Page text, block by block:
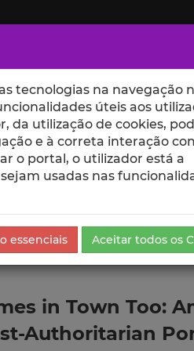
ESCOLAS UNIDADES
in Town Too:
Authoritarian
tecnologias na navegação
úteis aos
da utilização de cookies,
e à correta interação
o portal, o utilizador está a
usadas nas
essenciais Aceitar todos os